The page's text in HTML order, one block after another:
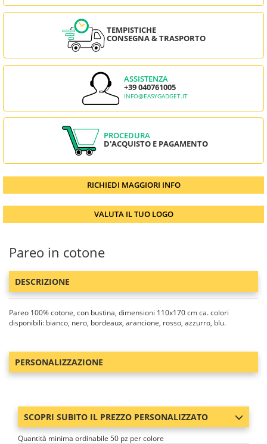
TEMPISTICHE
CONSEGNA & TRASPORTO
ASSISTENZA
+39 040761005
INFO@EASYGADGET.IT
PROCEDURA
D'ACQUISTO E PAGAMENTO
RICHIEDI MAGGIORI INFO
VALUTA IL TUO LOGO
Pareo in cotone
DESCRIZIONE
Pareo 100% cotone, con bustina, dimensioni 110x170 cm ca. colori
disponibili: bianco, nero, bordeaux, arancione, rosso, azzurro, blu.
PERSONALIZZAZIONE
SCOPRI SUBITO IL PREZZO PERSONALIZZATO
Quantità minima ordinabile 50 pz per colore